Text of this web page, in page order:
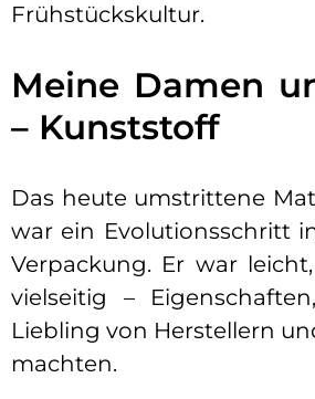
Frühstückskultur.
Meine Damen
– Kunststoff
Das heute umstrittene
war ein Evolutionsschritt
Verpackung. Er war
vielseitig –
Liebling von Herstellern
machten.